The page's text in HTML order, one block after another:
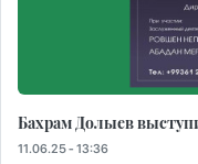
Бахрам Долыев
11.06.25 - 13:36